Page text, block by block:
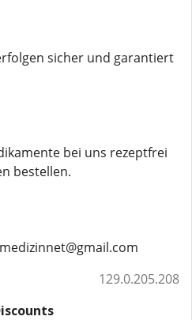
sicher und garantiert
bei uns rezeptfrei
bestellen.
129.0.205.208